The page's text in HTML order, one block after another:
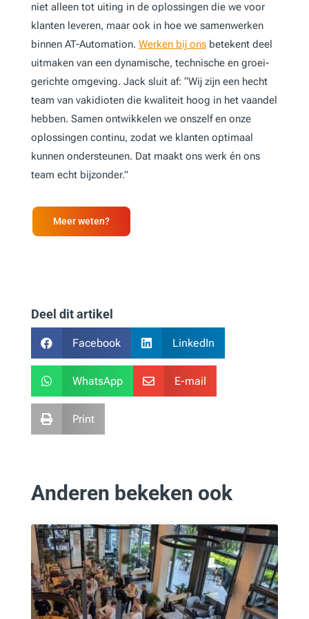
niet alleen tot uiting in de oplossingen die we voor
klanten leveren, maar ook in hoe we samenwerken
binnen AT-Automation. Werken bij onsbetekent deel
uitmaken van een dynamische, technische en groei-
gerichte omgeving. Jack sluit af: “Wij zijn een hecht
team van vakidioten die kwaliteit hoog in het vaandel
hebben. Samen ontwikkelen we onszelf en onze
oplossingen continu, zodat we klanten optimaal
kunnen ondersteunen. Dat maakt ons werk én ons
team echt bijzonder.”
Meer weten?
Deel dit artikel
 Facebook  LinkedIn
 WhatsApp  E-mail
 Print
Anderen bekeken ook